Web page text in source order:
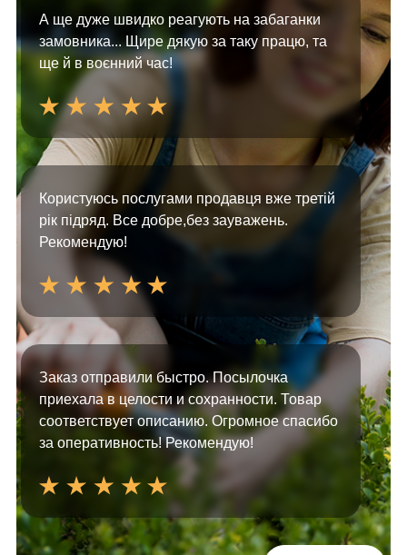
А ще дуже швидко реагують на забаганки
замовника... Щире дякую за таку працю, та
ще й в воєнний час!
Користуюсь послугами продавця вже третій
рік підряд. Все добре,без зауважень.
Рекомендую!
Заказ отправили быстро. Посылочка
приехала в целости и сохранности. Товар
соответствует описанию. Огромное спасибо
за оперативность! Рекомендую!